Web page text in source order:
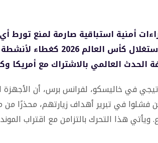
أمنية استباقية صارمة لمنع تورط
مرتبطة بعصابات المخدرات الكولومبية في استغلال كأس
العالمي بالاشتراك مع أمريكا
في خاليسكو، لفرانس برس، أن الأجهزة
فشلوا في تبرير أهداف زيارتهم، محذرًا من
ويأتي هذا التحرك بالتزامن مع اقتراب